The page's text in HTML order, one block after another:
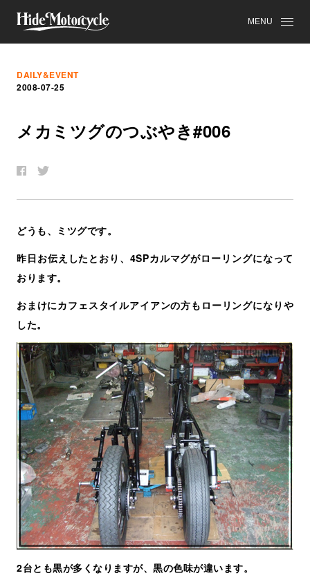
MENU
DAILY&EVENT
2008-07-25
メ カ ミ ツグのつぶやき#006
どうも、ミツグです。
昨日お伝えしたとおり、4SPカルマグがローリングになって
おります。
おまけにカフェスタイルアイアンの方もローリングになりや
した。
2台とも黒が多くなりますが、黒の色味が違います。